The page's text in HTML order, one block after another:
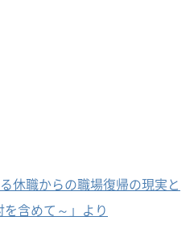
休職からの職場復帰の現実と
含めて～」より